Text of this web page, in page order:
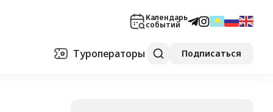
Календарь
событий
Туроператоры Подписаться